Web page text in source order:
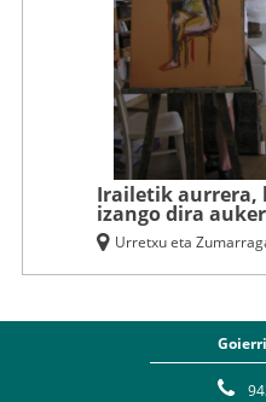
Irailetik aurrera,
izango dira
Urretxu eta